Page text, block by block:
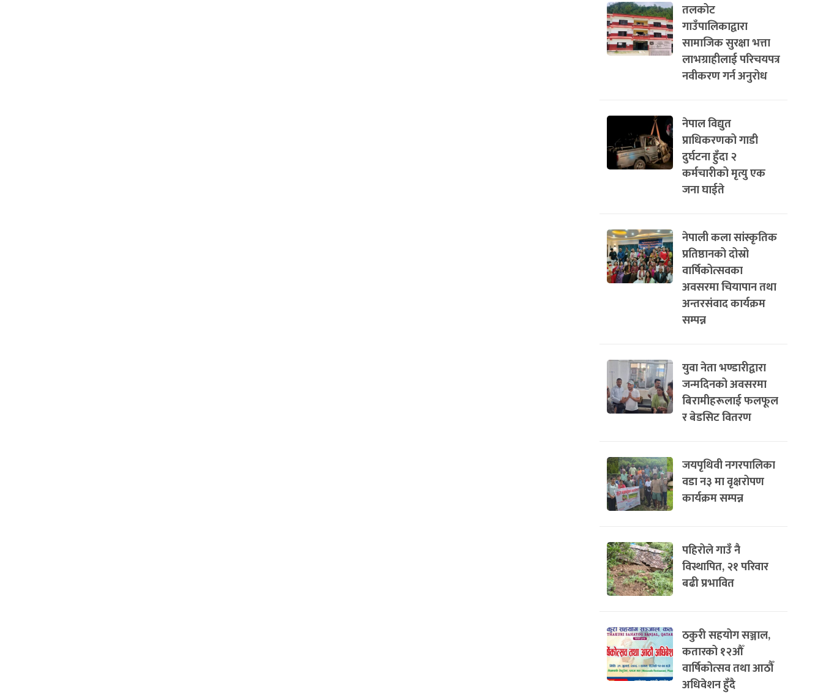
तलकोट
गाउँपालिकाद्वारा
सामाजिक सुरक्षा भत्ता
लाभग्राहीलाई परिचयपत्र
नवीकरण गर्न अनुरोध
नेपाल विद्युत
प्राधिकरणको गाडी
दुर्घटना हुँदा २
कर्मचारीको मृत्यु एक
जना घाईते
नेपाली कला सांस्कृतिक
प्रतिष्ठानको दोस्रो
वार्षिकोत्सवका
अवसरमा चियापान तथा
अन्तरसंवाद कार्यक्रम
सम्पन्न
युवा नेता भण्डारीद्वारा
जन्मदिनको अवसरमा
बिरामीहरूलाई फलफूल
र बेडसिट वितरण
जयपृथिवी नगरपालिका
वडा न३ मा वृक्षरोपण
कार्यक्रम सम्पन्न
पहिरोले गाउँ नै
विस्थापित, २१ परिवार
बढी प्रभावित
ठकुरी सहयोग सञ्जाल,
कतारको १२औँ
वार्षिकोत्सव तथा आठौँ
अधिवेशन हुँदै